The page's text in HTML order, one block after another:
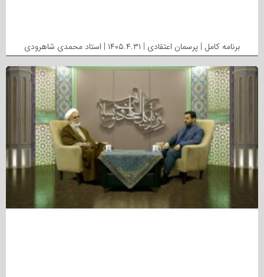
برنامه کامل | پرسمان اعتقادی | ۱۴۰۵.۴.۳۱ | استاد محمدی شاهرودی